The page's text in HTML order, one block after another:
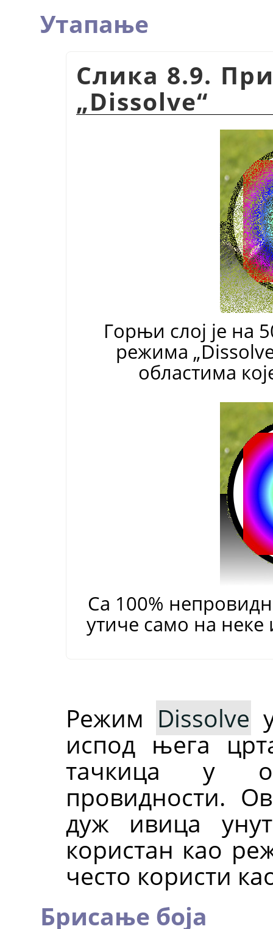
Утапање
Слика 8.9.
„Dissolve“
Горњи слој је на
режима „
областима
Са 100%
утиче само на неке
Режим Dissolve
испод њега
тачкица у
провидности.
дуж ивица
користан као
често користи
Брисање боја